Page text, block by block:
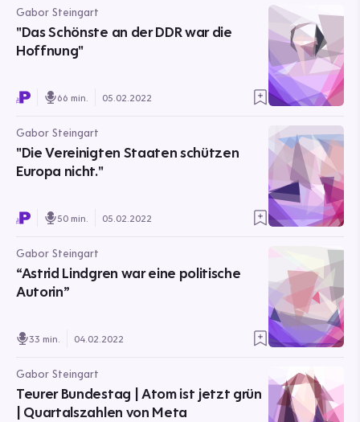
Gabor Steingart
"Das Schönste an der DDR war die
Hoffnung"
66 min. 05.02.2022
Gabor Steingart
"Die Vereinigten Staaten schützen
Europa nicht."
50 min. 05.02.2022
Gabor Steingart
“Astrid Lindgren war eine politische
Autorin”
33 min. 04.02.2022
Gabor Steingart
Teurer Bundestag | Atom ist jetzt grün
| Quartalszahlen von Meta